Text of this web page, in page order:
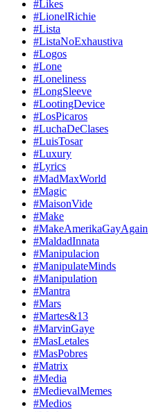
#Likes
#LionelRichie
#Lista
#ListaNoExhaustiva
#Logos
#Lone
#Loneliness
#LongSleeve
#LootingDevice
#LosPicaros
#LuchaDeClases
#LuisTosar
#Luxury
#Lyrics
#MadMaxWorld
#Magic
#MaisonVide
#Make
#MakeAmerikaGayAgain
#MaldadInnata
#Manipulacion
#ManipulateMinds
#Manipulation
#Mantra
#Mars
#Martes&13
#MarvinGaye
#MasLetales
#MasPobres
#Matrix
#Media
#MedievalMemes
#Medios